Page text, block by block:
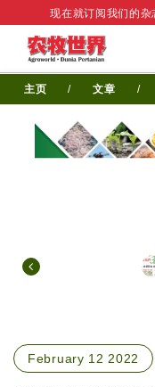
现在就订阅我们的
主页 / 文章 /
February 12 2022